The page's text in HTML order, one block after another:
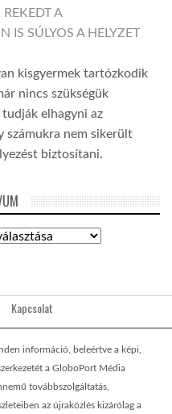
A
IS SÚLYOS A HELYZET
kisgyermek tartózkodik
nincs szükségük
tudják elhagyni az
számukra nem sikerült
biztosítani.
Kapcsolat
információ, beleértve a képi,
a GloboPort Média
továbbszolgáltatás,
az újraközlés kizárólag a